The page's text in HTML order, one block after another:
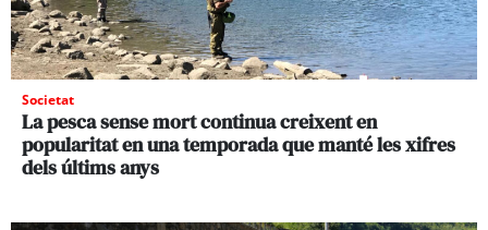
Societat
La pesca sense mort continua creixent en
popularitat en una temporada que manté les xifres
dels últims anys